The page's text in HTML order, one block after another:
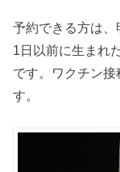
予約できる方は
1日以前に生まれ
です。ワクチン
す。